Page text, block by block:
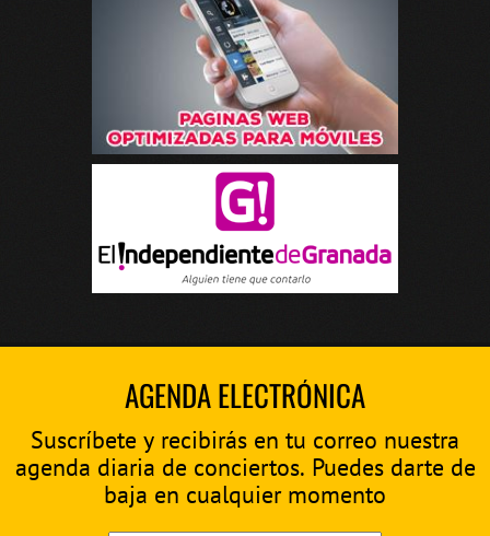
AGENDA ELECTRÓNICA
Suscríbete y recibirás en tu correo nuestra
agenda diaria de conciertos. Puedes darte de
baja en cualquier momento